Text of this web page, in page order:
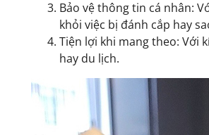
Bảo vệ thông tin cá nhân:
khỏi việc bị đánh cắp hay
Tiện lợi khi mang theo: Với
hay du lịch.